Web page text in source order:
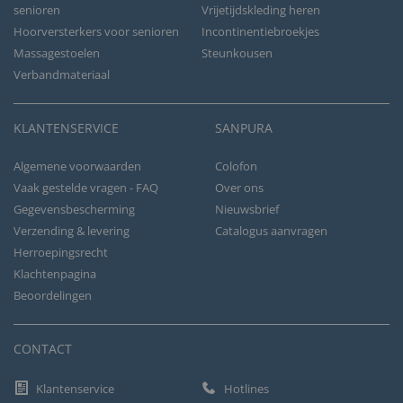
senioren
Vrijetijdskleding heren
Hoorversterkers voor senioren
Incontinentiebroekjes
Massagestoelen
Steunkousen
Verbandmateriaal
KLANTENSERVICE
Algemene voorwaarden
Vaak gestelde vragen - FAQ
Gegevensbescherming
Verzending & levering
Herroepingsrecht
Klachtenpagina
Beoordelingen
SANPURA
Colofon
Over ons
Nieuwsbrief
Catalogus aanvragen
CONTACT
Klantenservice Hotlines